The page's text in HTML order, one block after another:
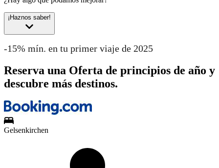
¡Haznos saber!
-15% mín. en tu primer viaje de 2025
Reserva una Oferta de principios de año y
descubre más destinos.
Gelsenkirchen